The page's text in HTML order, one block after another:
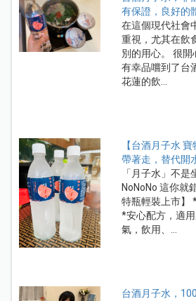
有保證，良好的
在這個現代社會
重視，尤其在飲
別的用心。 很
有幸品嚐到了台
花蓮的飲...
【台酒月子水
帶著走，替代開
「月子水」不是
NoNoNo 這你就
特瓶輕裝上市】
*安心配方，適
氣，飲用、...
台酒月子水，